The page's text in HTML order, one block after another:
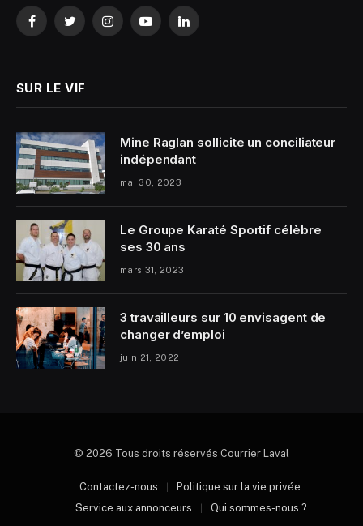
FacebookTwitterInstagramYouTubeLinkedIn
SUR LE VIF
Mine Raglan sollicite un conciliateur
indépendant
mai 30, 2023
Le Groupe Karaté Sportif célèbre
ses 30 ans
mars 31, 2023
3 travailleurs sur 10 envisagent de
changer d’emploi
juin 21, 2022
© 2026 Tous droits réservés Courrier Laval
Contactez-nous
Politique sur la vie privée
Service aux annonceurs
Qui sommes-nous ?